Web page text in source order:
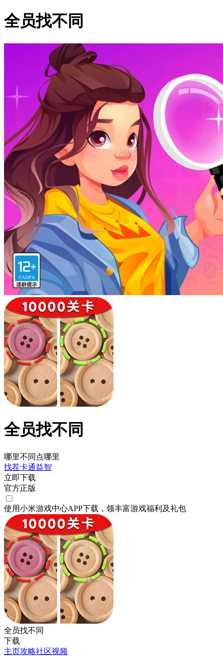
全员找不同
全员找不同
哪里不同点哪里
找茬卡通益智
立即下载
官方正版
使用小米游戏中心APP下载 ，领丰富游戏福利 及礼包
全员找不同
下载
主页攻略社区视频